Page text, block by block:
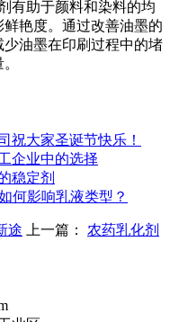
助于颜料和染料的均
艳度。通过改善油墨的
油墨在印刷过程中的堵
祝大家圣诞节快乐！
企业中的选择
稳定剂
何影响乳液类型？
途 上一篇： 农药乳化剂